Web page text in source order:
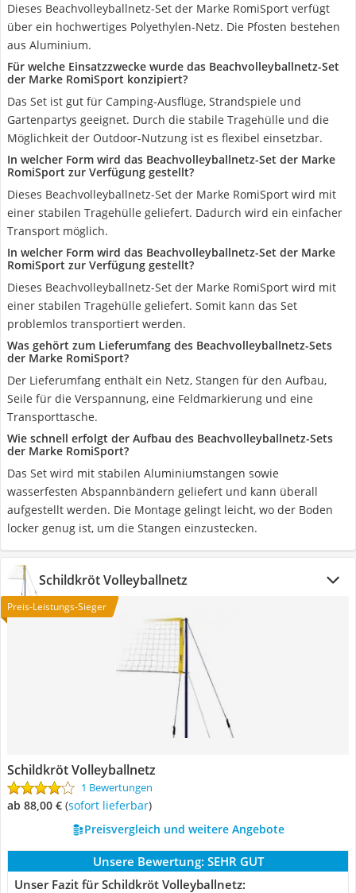
Dieses Beachvolleyballnetz-Set der Marke RomiSport verfügt
über ein hochwertiges Polyethylen-Netz. Die Pfosten bestehen
aus Aluminium.
Für welche Einsatzzwecke wurde das Beachvolleyballnetz-Set
der Marke RomiSport konzipiert?
Das Set ist gut für Camping-Ausflüge, Strandspiele und
Gartenpartys geeignet. Durch die stabile Tragehülle und die
Möglichkeit der Outdoor-Nutzung ist es flexibel einsetzbar.
In welcher Form wird das Beachvolleyballnetz-Set der Marke
RomiSport zur Verfügung gestellt?
Dieses Beachvolleyballnetz-Set der Marke RomiSport wird mit
einer stabilen Tragehülle geliefert. Dadurch wird ein einfacher
Transport möglich.
In welcher Form wird das Beachvolleyballnetz-Set der Marke
RomiSport zur Verfügung gestellt?
Dieses Beachvolleyballnetz-Set der Marke RomiSport wird mit
einer stabilen Tragehülle geliefert. Somit kann das Set
problemlos transportiert werden.
Was gehört zum Lieferumfang des Beachvolleyballnetz-Sets
der Marke RomiSport?
Der Lieferumfang enthält ein Netz, Stangen für den Aufbau,
Seile für die Verspannung, eine Feldmarkierung und eine
Transporttasche.
Wie schnell erfolgt der Aufbau des Beachvolleyballnetz-Sets
der Marke RomiSport?
Das Set wird mit stabilen Aluminiumstangen sowie
wasserfesten Abspannbändern geliefert und kann überall
aufgestellt werden. Die Montage gelingt leicht, wo der Boden
locker genug ist, um die Stangen einzustecken.
Schildkröt Volleyballnetz
Preis-Leistungs-Sieger
Schildkröt Volleyballnetz
1 Bewertungen
ab 88,00 € ( Sofort lieferbar)
Preisvergleich und weitere Angebote
Unsere Bewertung: SEHR GUT
Unser Fazit für Schildkröt Volleyballnetz: